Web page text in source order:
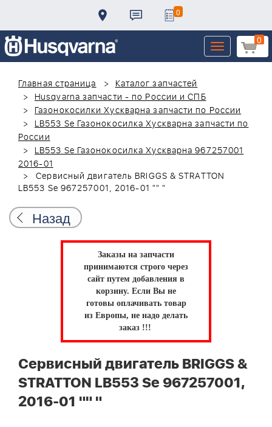
0
0
Toggle
navigation
Главная страница
Каталог запчастей
Husqvarna запчасти - по России и СПБ
Газонокосилки Хускварна запчасти по России
LB553 Se Газонокосилка Хускварна запчасти по
России
LB553 Se Газонокосилка Хускварна 967257001
2016-01
Сервисный двигатель BRIGGS & STRATTON
LB553 Se 967257001, 2016-01 "" "
Назад
Заказы на запчасти
принимаются строго через
сайт путем добавления в
корзину. Если Вы не
готовы оплачивать товар
из Европы, не надо делать
заказ !!!
Сервисный двигатель BRIGGS &
STRATTON LB553 Se 967257001,
2016-01 "" "